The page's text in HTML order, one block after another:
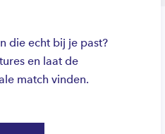
die echt bij je past?
en laat de
match vinden.